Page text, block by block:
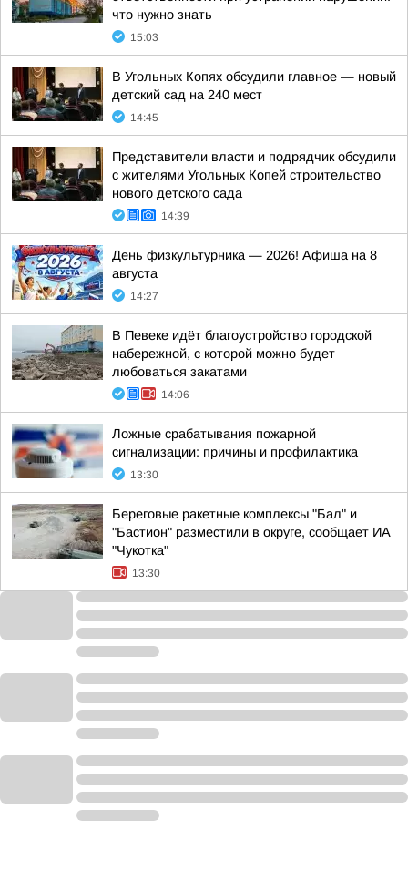
что нужно знать
15:03
В Угольных Копях обсудили главное — новый
детский сад на 240 мест
14:45
Представители власти и подрядчик обсудили
с жителями Угольных Копей строительство
нового детского сада
14:39
День физкультурника — 2026! Афиша на 8
августа
14:27
В Певеке идёт благоустройство городской
набережной, с которой можно будет
любоваться закатами
14:06
Ложные срабатывания пожарной
сигнализации: причины и профилактика
13:30
Береговые ракетные комплексы "Бал" и
"Бастион" разместили в округе, сообщает ИА
"Чукотка"
13:30